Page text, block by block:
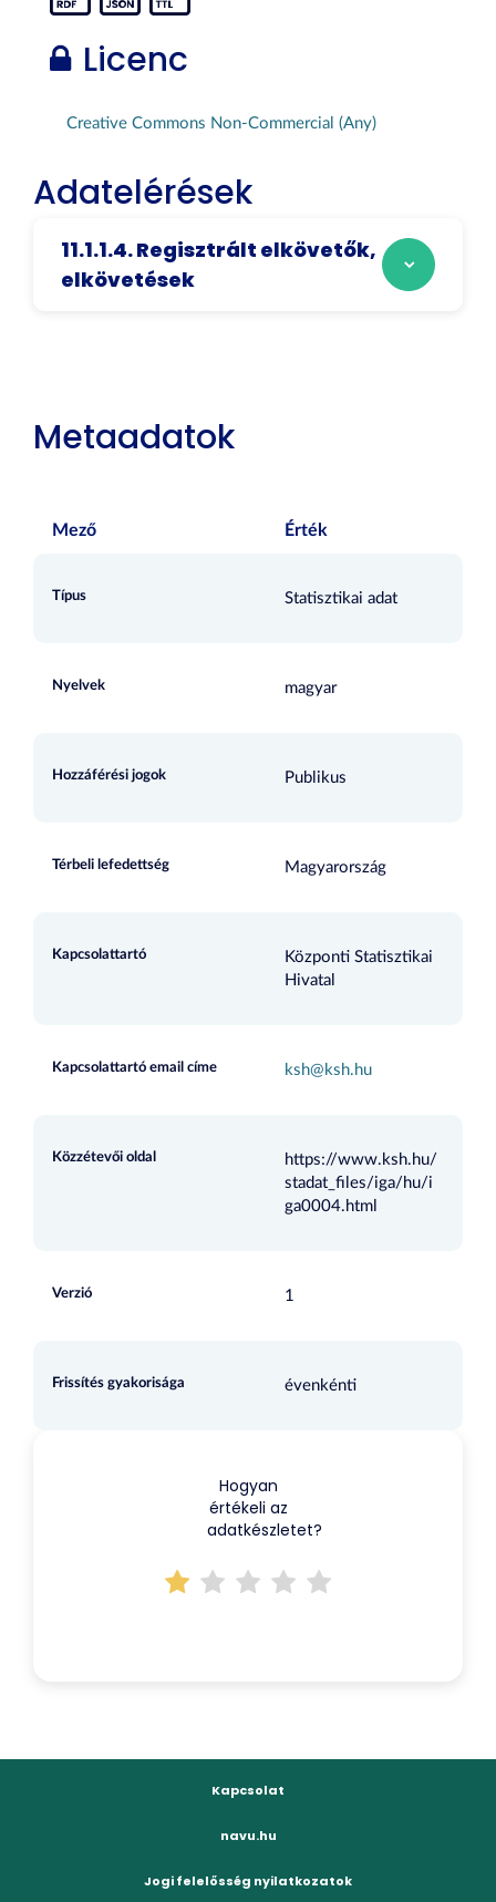
Licenc
Creative Commons Non-Commercial (Any)
Adatelérések
11.1.1.4. Regisztrált elkövetők,
elkövetések
Metaadatok
Mező Érték
Típus Statisztikai adat
Nyelvek magyar
Hozzáférési jogok Publikus
Térbeli lefedettség Magyarország
Kapcsolattartó
Központi Statisztikai
Hivatal
Kapcsolattartó email címe ksh@ksh.hu
Közzétevői oldal
https://www.ksh.hu/
stadat_files/iga/hu/i
ga0004.html
Verzió 1
Frissítés gyakorisága évenkénti
Hogyan
értékeli az
adatkészletet?
Kapcsolat
navu.hu
Jogi felelősség nyilatkozatok